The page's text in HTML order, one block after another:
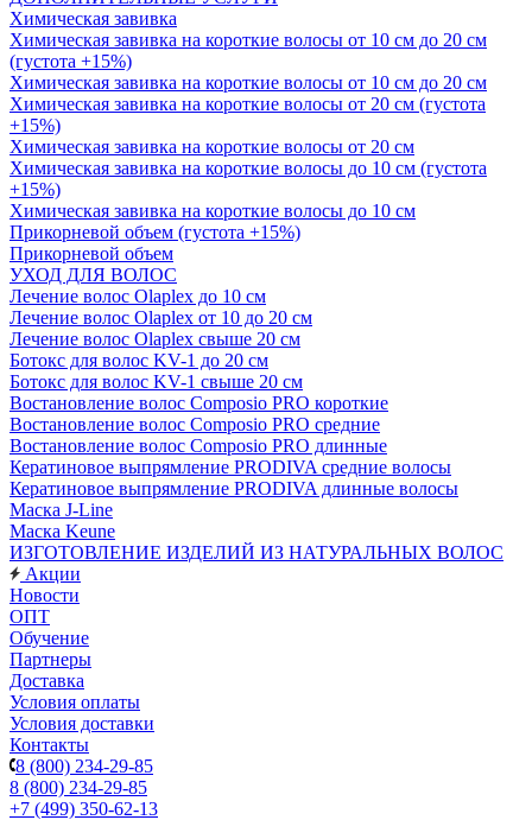
Химическая завивка
Химическая завивка на короткие волосы от 10 см до 20 см
(густота +15%)
Химическая завивка на короткие волосы от 10 см до 20 см
Химическая завивка на короткие волосы от 20 см (густота
+15%)
Химическая завивка на короткие волосы от 20 см
Химическая завивка на короткие волосы до 10 см (густота
+15%)
Химическая завивка на короткие волосы до 10 см
Прикорневой объем (густота +15%)
Прикорневой объем
УХОД ДЛЯ ВОЛОС
Лечение волос Olapleх до 10 см
Лечение волос Olapleх от 10 до 20 см
Лечение волос Olapleх свыше 20 см
Ботокс для волос KV-1 до 20 см
Ботокс для волос KV-1 свыше 20 см
Востановление волос Composio PRO короткие
Востановление волос Composio PRO средние
Востановление волос Composio PRO длинные
Кератиновое выпрямление PRODIVA средние волосы
Кератиновое выпрямление PRODIVA длинные волосы
Маска J-Line
Маска Keune
ИЗГОТОВЛЕНИЕ ИЗДЕЛИЙ ИЗ НАТУРАЛЬНЫХ ВОЛОС
Акции
Новости
ОПТ
Обучение
Партнеры
Доставка
Условия оплаты
Условия доставки
Контакты
8 (800) 234-29-85
8 (800) 234-29-85
+7 (499) 350-62-13